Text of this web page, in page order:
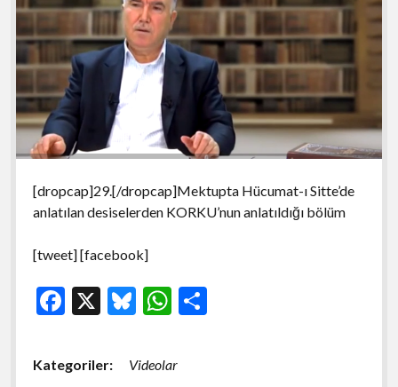
[dropcap]29.[/dropcap]Mektupta Hücumat-ı Sitte’de
anlatılan desiselerden KORKU’nun anlatıldığı bölüm
[tweet] [facebook]
F
e
X Bl
es
W
at
S
Kategoriler: Videolar